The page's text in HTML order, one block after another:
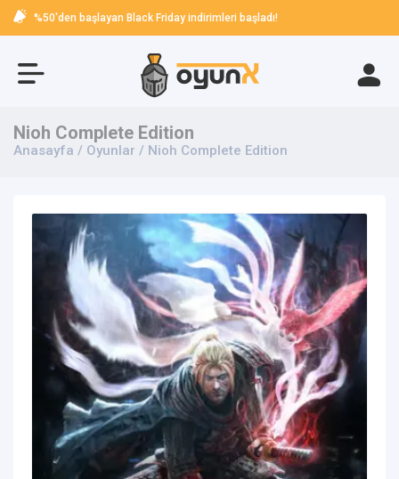
%50'den başlayan Black Friday indirimleri başladı!
Nioh Complete Edition
Anasayfa / Oyunlar / Nioh Complete Edition